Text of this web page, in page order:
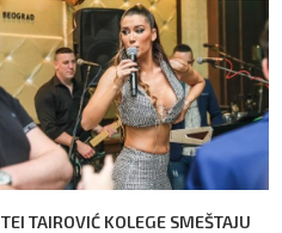
TEI TAIROVIĆ KOLEGE SMEŠTAJU